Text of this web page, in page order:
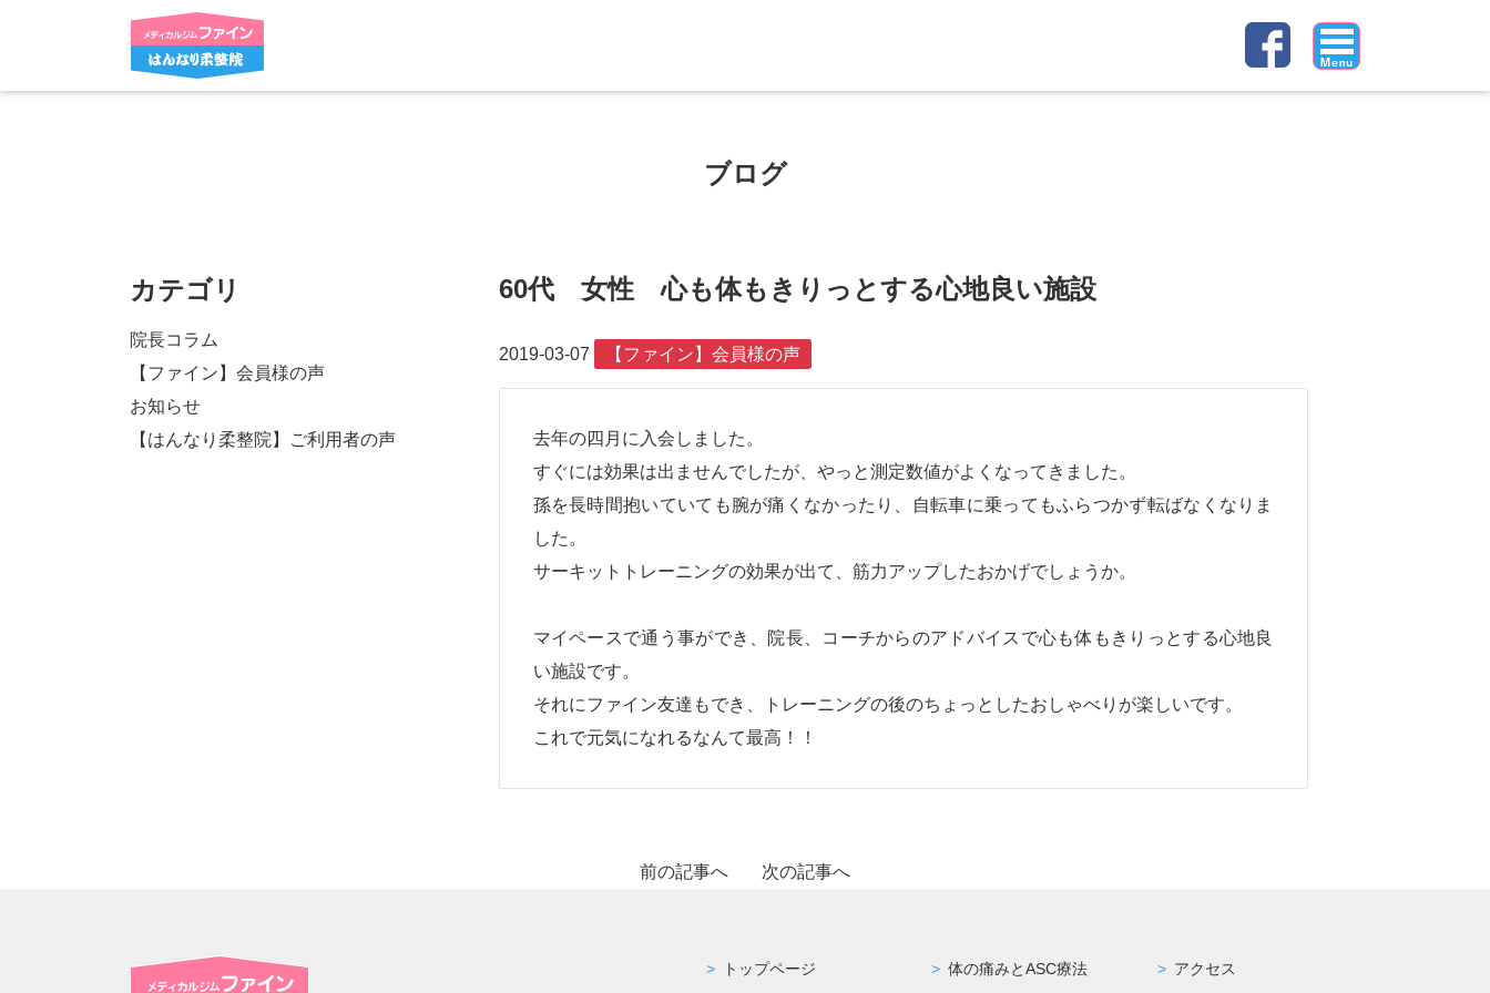
ブログ
カテゴリ
院長コラム
【ファイン】会員様の声
お知らせ
【はんなり柔整院】ご利用者の声
60代 女性 心も体もきりっとする心地良い施設
2019-03-07 【ファイン】会員様の声
去年の四月に入会しました。
すぐには効果は出ませんでしたが、やっと測定数値がよくなってきました。
孫を長時間抱いていても腕が痛くなかったり、自転車に乗ってもふらつかず転ばなくなりま
した。
サーキットトレーニングの効果が出て、筋力アップしたおかげでしょうか。
マイペースで通う事ができ、院長、コーチからのアドバイスで心も体もきりっとする心地良
い施設です。
それにファイン友達もでき、トレーニングの後のちょっとしたおしゃべりが楽しいです。
これで元気になれるなんて最高！！
前の記事へ 次の記事へ
トップページ 体の痛みとASC療法 アクセス